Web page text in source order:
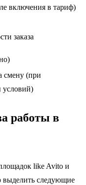
включения в тариф)
заказа
смену (при
работы в
like Avito и
выделить следующие